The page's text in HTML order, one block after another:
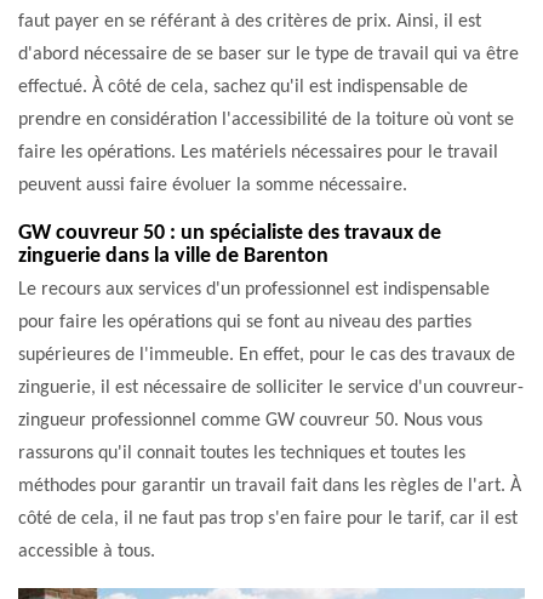
faut payer en se référant à des critères de prix. Ainsi, il est
d'abord nécessaire de se baser sur le type de travail qui va être
effectué. À côté de cela, sachez qu'il est indispensable de
prendre en considération l'accessibilité de la toiture où vont se
faire les opérations. Les matériels nécessaires pour le travail
peuvent aussi faire évoluer la somme nécessaire.
GW couvreur 50 : un spécialiste des travaux de
zinguerie dans la ville de Barenton
Le recours aux services d'un professionnel est indispensable
pour faire les opérations qui se font au niveau des parties
supérieures de l'immeuble. En effet, pour le cas des travaux de
zinguerie, il est nécessaire de solliciter le service d'un couvreur-
zingueur professionnel comme GW couvreur 50. Nous vous
rassurons qu'il connait toutes les techniques et toutes les
méthodes pour garantir un travail fait dans les règles de l'art. À
côté de cela, il ne faut pas trop s'en faire pour le tarif, car il est
accessible à tous.